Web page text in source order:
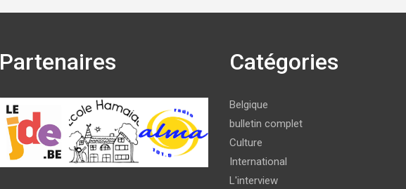
Partenaires Catégories
Belgique
bulletin complet
Culture
International
L'interview